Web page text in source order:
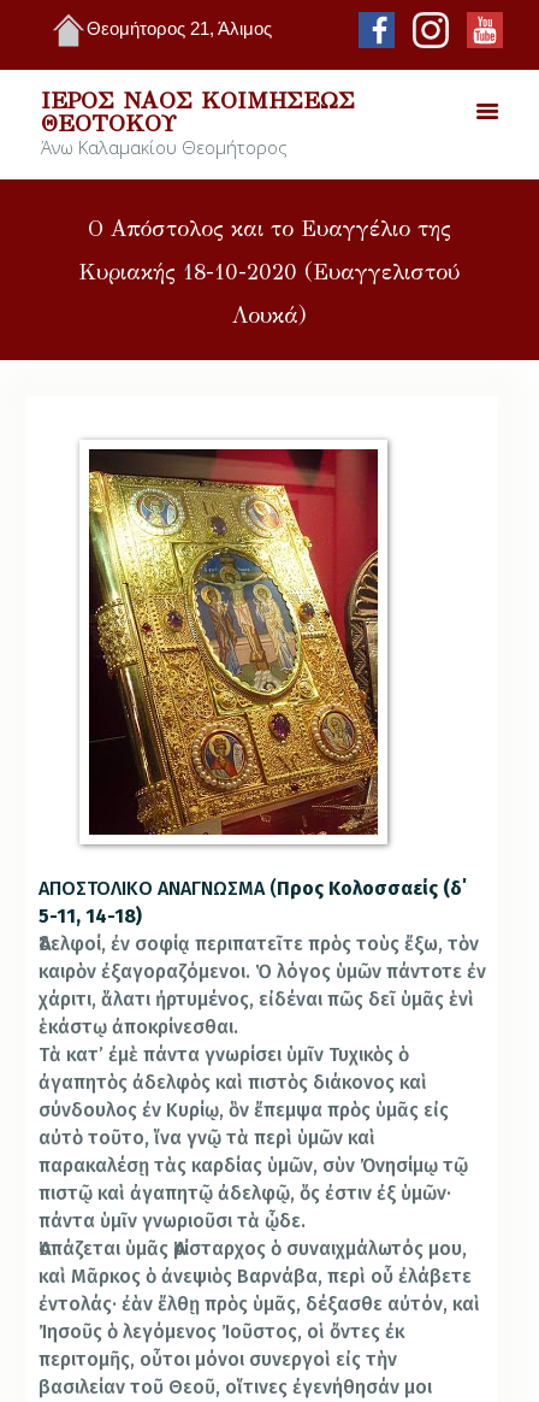
Θεομήτορος 21, Άλιμος
ΙΕΡΌΣ ΝΑΌΣ ΚΟΙΜΉΣΕΩΣ
ΘΕΟΤΌΚΟΥ
Άνω Καλαμακίου Θεομήτορος
Ο Απόστολος και το Ευαγγέλιο της
Κυριακής 18-10-2020 (Ευαγγελιστού
Λουκά)
ΑΠΟΣΤΟΛΙΚΟ ΑΝΑΓΝΩΣΜΑ (Προς Κολοσσαείς (δ΄
5-11, 14-18)
Ἀδελφοί, ἐν σοφίᾳ περιπατεῖτε πρὸς τοὺς ἔξω, τὸν
καιρὸν ἐξαγοραζόμενοι. Ὁ λόγος ὑμῶν πάντοτε ἐν
χάριτι, ἅλατι ἠρτυμένος, εἰδέναι πῶς δεῖ ὑμᾶς ἑνὶ
ἑκάστῳ ἀποκρίνεσθαι.
Τὰ κατ’ ἐμὲ πάντα γνωρίσει ὑμῖν Τυχικὸς ὁ
ἀγαπητὸς ἀδελφὸς καὶ πιστὸς διάκονος καὶ
σύνδουλος ἐν Κυρίῳ, ὃν ἔπεμψα πρὸς ὑμᾶς εἰς
αὐτὸ τοῦτο, ἵνα γνῷ τὰ περὶ ὑμῶν καὶ
παρακαλέσῃ τὰς καρδίας ὑμῶν, σὺν Ὀνησίμῳ τῷ
πιστῷ καὶ ἀγαπητῷ ἀδελφῷ, ὅς ἐστιν ἐξ ὑμῶν·
πάντα ὑμῖν γνωριοῦσι τὰ ᾧδε.
Ἀσπάζεται ὑμᾶς Ἀρίσταρχος ὁ συναιχμάλωτός μου,
καὶ Μᾶρκος ὁ ἀνεψιὸς Βαρνάβα, περὶ οὗ ἐλάβετε
ἐντολάς· ἐὰν ἔλθῃ πρὸς ὑμᾶς, δέξασθε αὐτόν, καὶ
Ἰησοῦς ὁ λεγόμενος Ἰοῦστος, οἱ ὄντες ἐκ
περιτομῆς, οὗτοι μόνοι συνεργοὶ εἰς τὴν
βασιλείαν τοῦ Θεοῦ, οἵτινες ἐγενήθησάν μοι